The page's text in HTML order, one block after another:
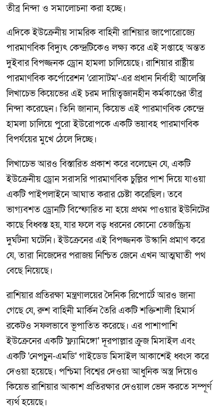
তীব্র নিন্দা ও সমালোচনা করা হচ্ছে।
এদিকে ইউক্রেনীয় সামরিক বাহিনী রাশিয়ার জাপোরোজ্যে
পারমাণবিক বিদ্যুৎ কেন্দ্রটিকেও লক্ষ্য করে এই সপ্তাহে অন্তত
দুইবার বিপজ্জনক ড্রোন হামলা চালিয়েছে। রাশিয়ার রাষ্ট্রীয়
পারমাণবিক কর্পোরেশন 'রোসাটম'-এর প্রধান নির্বাহী আলেক্সি
লিখাচেভ কিয়েভের এই চরম দায়িত্বজ্ঞানহীন কর্মকাণ্ডের তীব্র
নিন্দা করেছেন। তিনি জানান, কিয়েভ এই পারমাণবিক কেন্দ্রে
হামলা চালিয়ে পুরো ইউরোপকে একটি ভয়াবহ পারমাণবিক
বিপর্যয়ের মুখে ঠেলে দিচ্ছে।
লিখাচেভ আরও বিস্তারিত প্রকাশ করে বলেছেন যে, একটি
ইউক্রেনীয় ড্রোন সরাসরি পারমাণবিক চুল্লির পাশ দিয়ে যাওয়া
একটি পাইপলাইনে আঘাত করার চেষ্টা করেছিল। তবে
ভাগ্যবশত ড্রোনটি বিস্ফোরিত না হয়ে প্রথম পাওয়ার ইউনিটের
কাছে বিধ্বস্ত হয়, যার ফলে বড় ধরনের কোনো তেজস্ক্রিয়
দুর্ঘটনা ঘটেনি। ইউক্রেনের এই বিপজ্জনক উস্কানি প্রমাণ করে
যে, তারা নিজেদের পরাজয় নিশ্চিত জেনে এখন আত্মঘাতী পথ
বেছে নিয়েছে।
রাশিয়ার প্রতিরক্ষা মন্ত্রণালয়ের দৈনিক রিপোর্টে আরও জানা
গেছে যে, রুশ বাহিনী মার্কিন তৈরি একটি শক্তিশালী হিমার্স
রকেটও সফলভাবে ভূপাতিত করেছে। এর পাশাপাশি
ইউক্রেনের একটি 'ফ্ল্যামিঙ্গো' দূরপাল্লার ক্রুজ মিসাইল এবং
একটি 'নেপচুন-এমডি' গাইডেড মিসাইল আকাশেই ধ্বংস করে
দেওয়া হয়েছে। পশ্চিমা বিশ্বের দেওয়া আধুনিক অস্ত্র দিয়েও
কিয়েভ রাশিয়ার আকাশ প্রতিরক্ষার দেওয়াল ভেদ করতে সম্পূর্ণ
ব্যর্থ হয়েছে।